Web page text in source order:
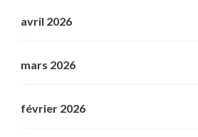
avril 2026
mars 2026
février 2026